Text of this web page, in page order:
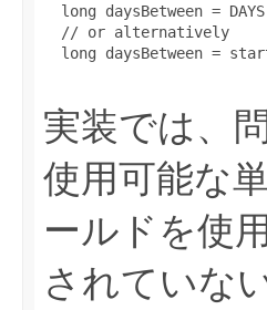
long daysBetween =
  // or alternatively
long daysBetween =
実装では、
使用可能な
ールドを使
されていな